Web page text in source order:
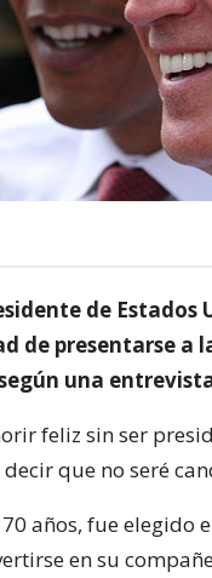
de
de presentarse a
una
feliz sin ser
que no seré
años, fue elegido
en su